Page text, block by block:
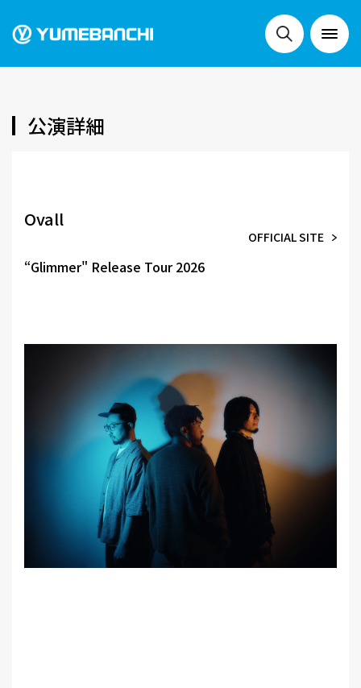
公演詳細
Ovall
OFFICIAL SITE
“Glimmer" Release Tour 2026